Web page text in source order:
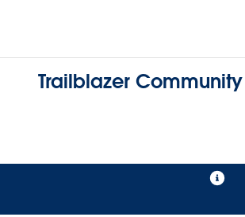
Trailblazer Community